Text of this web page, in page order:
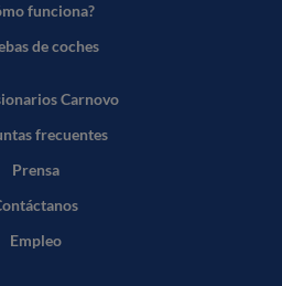
funciona?
de coches
Carnovo
frecuentes
Prensa
Empleo